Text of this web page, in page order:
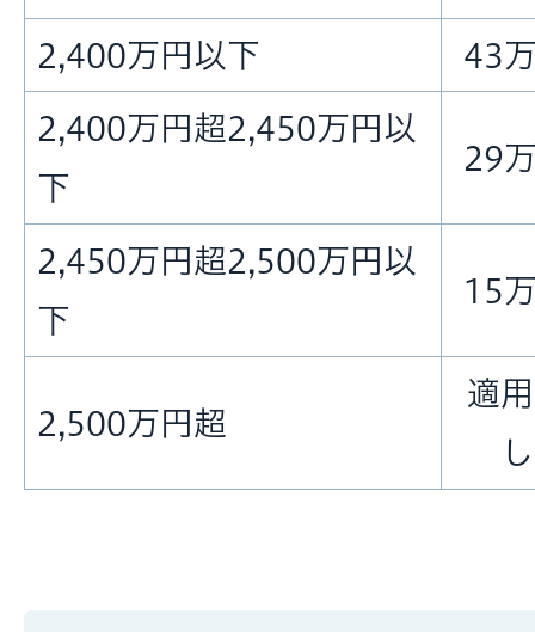
2,400万円以下 43
2,400万円超2,450万円以
下
29
2,450万円超2,500万円以
下
15
2,500万円超
適
し